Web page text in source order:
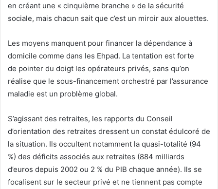
en créant une « cinquième branche » de la sécurité
sociale, mais chacun sait que c’est un miroir aux alouettes.
Les moyens manquent pour financer la dépendance à
domicile comme dans les Ehpad. La tentation est forte
de pointer du doigt les opérateurs privés, sans qu’on
réalise que le sous-financement orchestré par l’assurance
maladie est un problème global.
S’agissant des retraites, les rapports du Conseil
d’orientation des retraites dressent un constat édulcoré de
la situation. Ils occultent notamment la quasi-totalité (94
%) des déficits associés aux retraites (884 milliards
d’euros depuis 2002 ou 2 % du PIB chaque année). Ils se
focalisent sur le secteur privé et ne tiennent pas compte